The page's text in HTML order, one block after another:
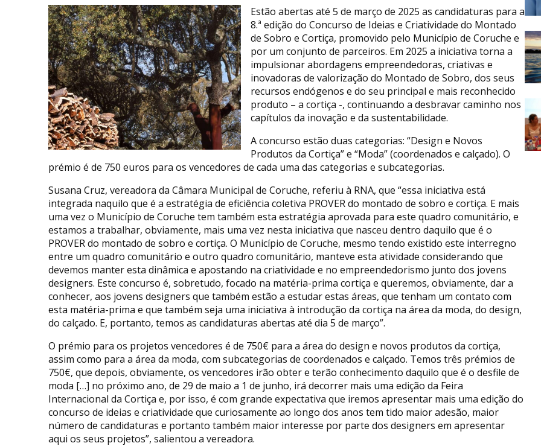
Estão abertas até 5 de março de 2025 as candidaturas para a
8.ª edição do Concurso de Ideias e Criatividade do Montado
de Sobro e Cortiça, promovido pelo Município de Coruche e
por um conjunto de parceiros. Em 2025 a iniciativa torna a
impulsionar abordagens empreendedoras, criativas e
inovadoras de valorização do Montado de Sobro, dos seus
recursos endógenos e do seu principal e mais reconhecido
produto – a cortiça -, continuando a desbravar caminho nos
capítulos da inovação e da sustentabilidade.
A concurso estão duas categorias: “Design e Novos
Produtos da Cortiça” e “Moda” (coordenados e calçado). O
prémio é de 750 euros para os vencedores de cada uma das categorias e subcategorias.
Susana Cruz, vereadora da Câmara Municipal de Coruche, referiu à RNA, que “essa iniciativa está
integrada naquilo que é a estratégia de eficiência coletiva PROVER do montado de sobro e cortiça. E mais
uma vez o Município de Coruche tem também esta estratégia aprovada para este quadro comunitário, e
estamos a trabalhar, obviamente, mais uma vez nesta iniciativa que nasceu dentro daquilo que é o
PROVER do montado de sobro e cortiça. O Município de Coruche, mesmo tendo existido este interregno
entre um quadro comunitário e outro quadro comunitário, manteve esta atividade considerando que
devemos manter esta dinâmica e apostando na criatividade e no empreendedorismo junto dos jovens
designers. Este concurso é, sobretudo, focado na matéria-prima cortiça e queremos, obviamente, dar a
conhecer, aos jovens designers que também estão a estudar estas áreas, que tenham um contato com
esta matéria-prima e que também seja uma iniciativa à introdução da cortiça na área da moda, do design,
do calçado. E, portanto, temos as candidaturas abertas até dia 5 de março”.
O prémio para os projetos vencedores é de 750€ para a área do design e novos produtos da cortiça,
assim como para a área da moda, com subcategorias de coordenados e calçado. Temos três prémios de
750€, que depois, obviamente, os vencedores irão obter e terão conhecimento daquilo que é o desfile de
moda […] no próximo ano, de 29 de maio a 1 de junho, irá decorrer mais uma edição da Feira
Internacional da Cortiça e, por isso, é com grande expectativa que iremos apresentar mais uma edição do
concurso de ideias e criatividade que curiosamente ao longo dos anos tem tido maior adesão, maior
número de candidaturas e portanto também maior interesse por parte dos designers em apresentar
aqui os seus projetos”, salientou a vereadora.